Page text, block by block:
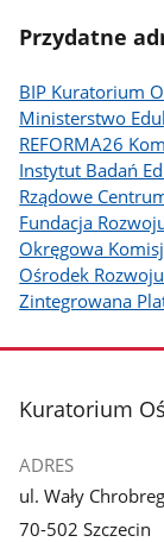
Przydatne
BIP Kuratorium
Ministerstwo
REFORMA26
Instytut Badań
Rządowe
Fundacja
Okręgowa
Ośrodek
Zintegrowana
stopka
Kuratorium
ADRES
ul. Wały
70-502 Szczecin